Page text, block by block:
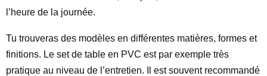
l’heure de la journée.
Tu trouveras des modèles en différentes matières, formes et
finitions. Le set de table en PVC est par exemple très
pratique au niveau de l’entretien. Il est souvent recommandé